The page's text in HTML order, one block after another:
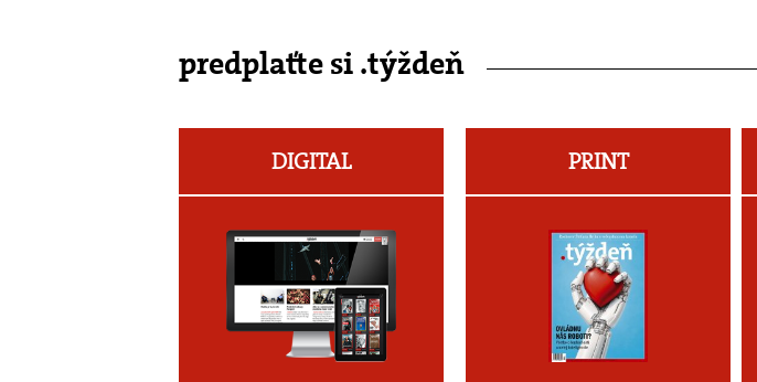
predplaťte si .týždeň
DIGITAL PRINT